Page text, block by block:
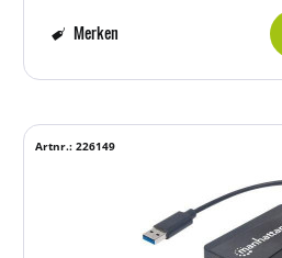
Merken
Artnr.: 226149